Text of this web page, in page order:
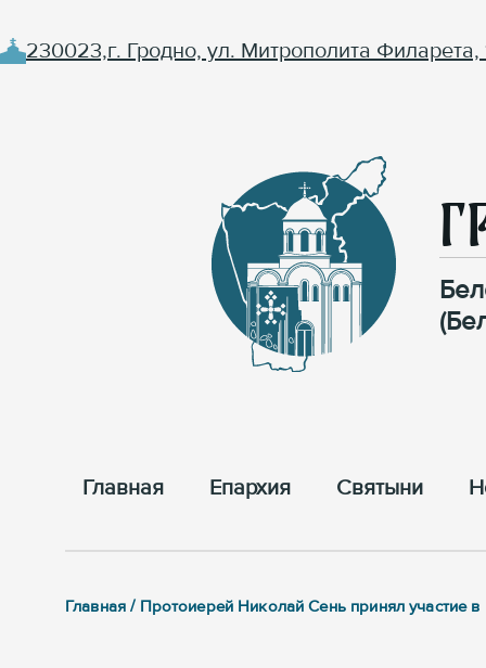
230023,г. Гродно, ул. Митрополита Филарета,
Главная Епархия Cвятыни
Главная / Протоиерей Николай Сень принял участие